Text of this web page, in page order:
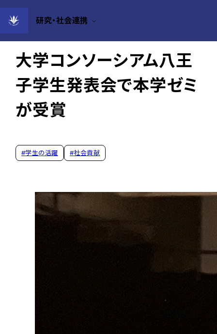
研究・社会連携
2024年12月08日
大学コンソーシアム八王
子学生発表会で本学ゼミ
が受賞
#学生の活躍 #社会貢献